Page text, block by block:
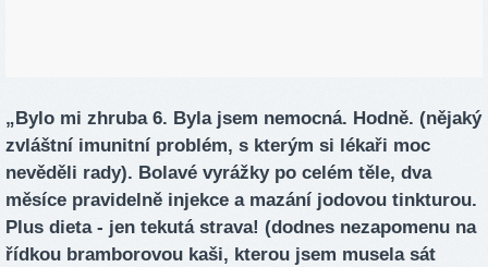
„Bylo mi zhruba 6. Byla jsem nemocná. Hodně. (nějaký
zvláštní imunitní problém, s kterým si lékaři moc
nevěděli rady). Bolavé vyrážky po celém těle, dva
měsíce pravidelně injekce a mazání jodovou tinkturou.
Plus dieta - jen tekutá strava! (dodnes nezapomenu na
řídkou bramborovou kaši, kterou jsem musela sát